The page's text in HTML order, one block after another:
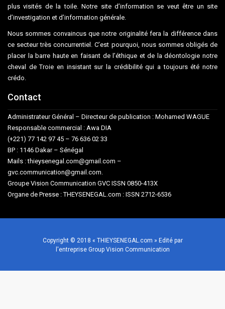
plus visités de la toile. Notre site d’information se veut être un site
d’investigation et d’information générale.
Nous sommes convaincus que notre originalité fera la différence dans
ce secteur très concurrentiel. C’est pourquoi, nous sommes obligés de
placer la barre haute en faisant de l’éthique et de la déontologie notre
cheval de Troie en insistant sur la crédibilité qui a toujours été notre
crédo.
Contact
Administrateur Général – Directeur de publication : Mohamed WAGUE
Responsable commercial : Awa DIA
(+221) 77 142 97 45 – 76 636 02 33
BP : 1146 Dakar – Sénégal
Mails : thieysenegal.com@gmail.com –
gvc.communication@gmail.com.
Groupe Vision Communication GVC ISSN 0850-413X
Organe de Presse : THEYSENEGAL.com : ISSN 2712-6536
Copyright © 2018 « THIEYSENEGAL.com » Edité par
l'entreprise Group Vision Communication